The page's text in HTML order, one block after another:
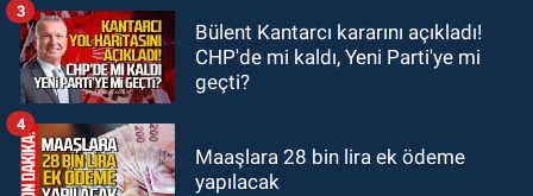
00:40Merve Kır Müftüoğlu
Anadolu’yu karış karış geziyor, yeni
Bülent Kantarcı kararını açıkladı!
CHP'de mi kaldı, Yeni Parti'ye mi
geçti?
3
Maaşlara 28 bin lira ek ödeme
yapılacak
4